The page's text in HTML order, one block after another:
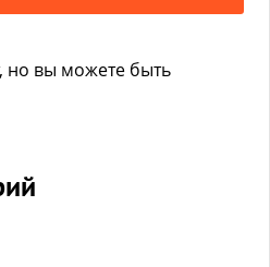
но вы можете быть